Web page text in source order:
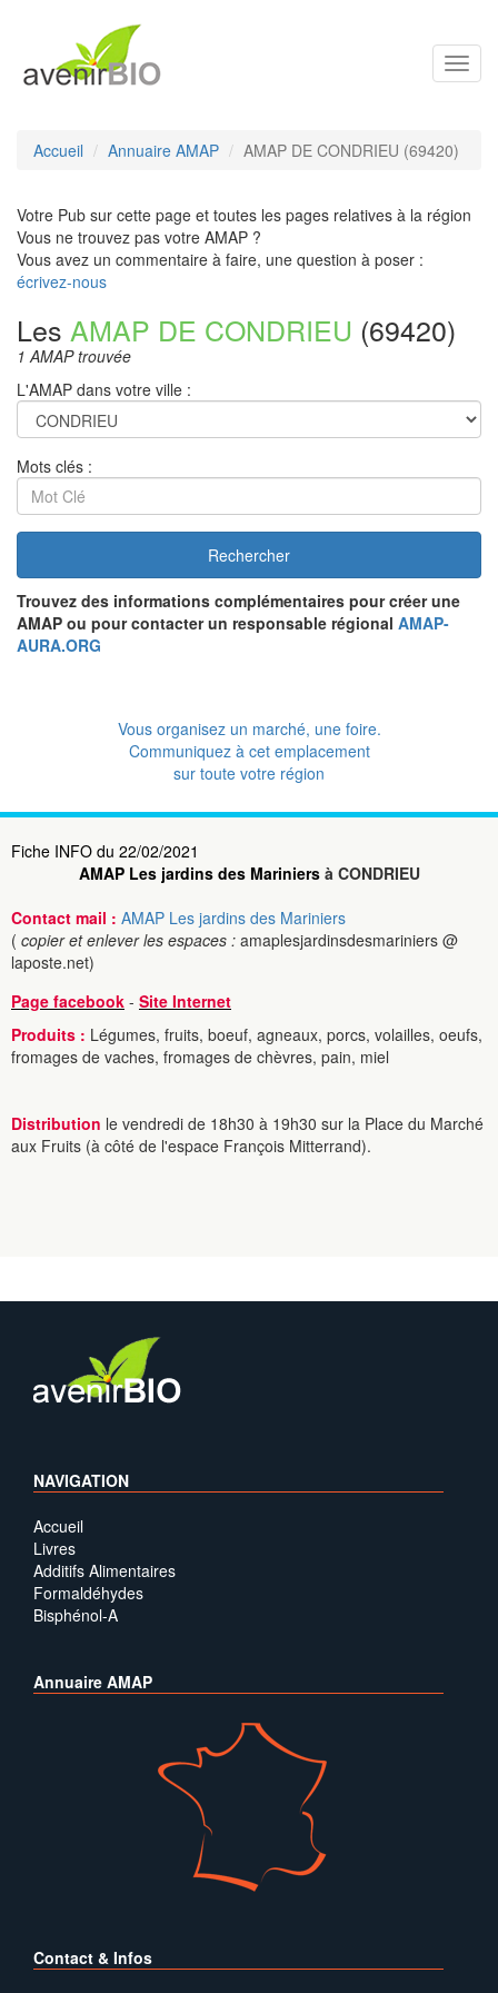
Accueil Annuaire AMAP AMAP DE CONDRIEU (69420)
Votre Pub sur cette page et toutes les pages relatives à la région
Vous ne trouvez pas votre AMAP ?
Vous avez un commentaire à faire, une question à poser :
écrivez-nous
Les AMAP DE CONDRIEU (69420)
1 AMAP trouvée
L'AMAP dans votre ville :
Mots clés :
Rechercher
Trouvez des informations complémentaires pour créer une
AMAP ou pour contacter un responsable régional AMAP-
AURA.ORG
Vous organisez un marché, une foire.
Communiquez à cet emplacement
sur toute votre région
Fiche INFO du 22/02/2021
AMAP Les jardins des Mariniersà CONDRIEU
Contact mail : AMAP Les jardins des Mariniers
( copier et enlever les espaces : amaplesjardinsdesmariniers @
laposte.net)
Page facebook - Site Internet
Produits : Légumes, fruits, boeuf, agneaux, porcs, volailles, oeufs,
fromages de vaches, fromages de chèvres, pain, miel
Distribution le vendredi de 18h30 à 19h30 sur la Place du Marché
aux Fruits (à côté de l'espace François Mitterrand).
NAVIGATION
Accueil
Livres
Additifs Alimentaires
Formaldéhydes
Bisphénol-A
Annuaire AMAP
Contact & Infos